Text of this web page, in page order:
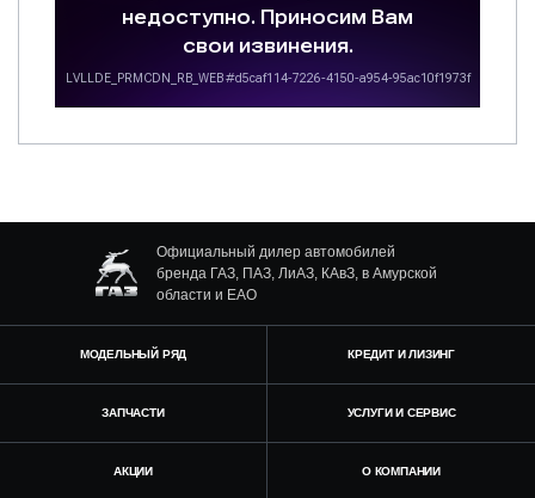
Официальный дилер автомобилей
бренда ГАЗ, ПАЗ, ЛиАЗ, КАвЗ, в Амурской
области и ЕАО
МОДЕЛЬНЫЙ РЯД КРЕДИТ И ЛИЗИНГ
ЗАПЧАСТИ УСЛУГИ И СЕРВИС
АКЦИИ О КОМПАНИИ